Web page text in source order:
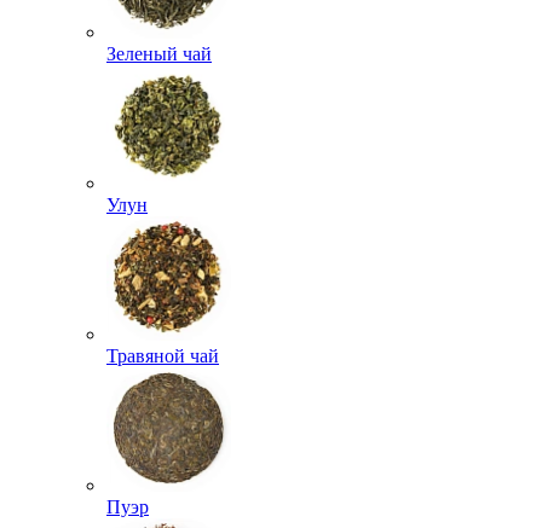
Зеленый чай
Улун
Травяной чай
Пуэр